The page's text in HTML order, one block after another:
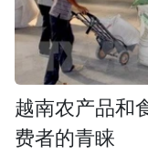
越南农产品和
费者的青睐